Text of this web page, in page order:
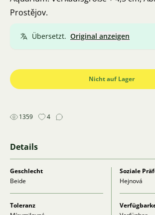
Prostějov.
Übersetzt. Original anzeigen
Nicht auf Lager
1359 4
Details
Geschlecht
Beide
Soziale
Hejnová
Toleranz